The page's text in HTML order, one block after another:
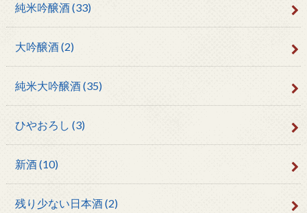
純米吟醸酒(33)
大吟醸酒(2)
純米大吟醸酒(35)
ひやおろし (3)
新酒(10)
残り少ない日本酒(2)